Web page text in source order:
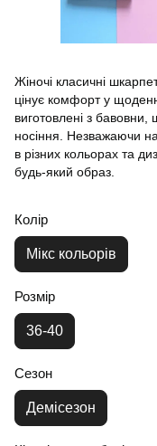
Жіночі класичні
цінує комфорт у
виготовлені з
носіння. Незважаючи
в різних кольорах та
будь-який образ.
Колір
Мікс кольорів
Розмір
36-40
Сезон
Демісезон